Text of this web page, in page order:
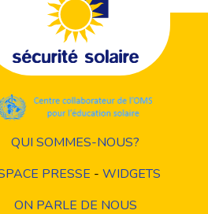
QUI SOMMES-NOUS?
PRESSE - WIDGETS
ON PARLE DE NOUS